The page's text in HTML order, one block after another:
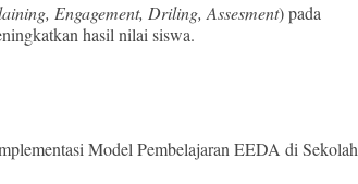
Engagement, Driling, Assesment) pada
hasil nilai siswa.
Model Pembelajaran EEDA di Sekolah